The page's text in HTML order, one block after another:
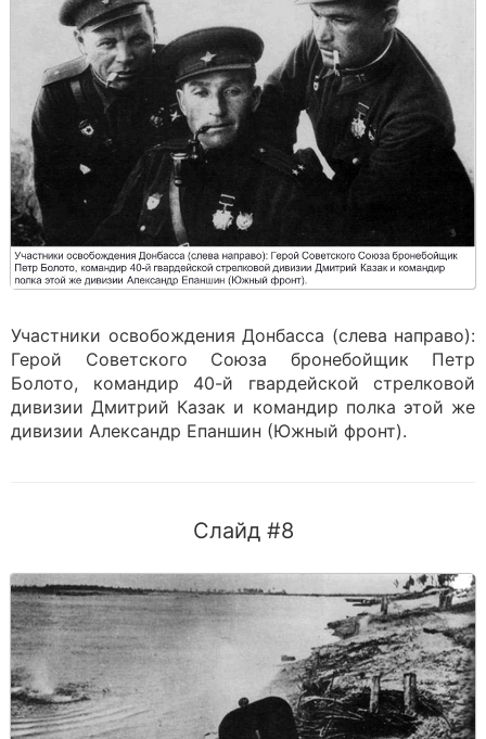
Участники освобождения Донбасса (слева направо):
Герой Советского Союза бронебойщик Петр
Болото, командир 40-й гвардейской стрелковой
дивизии Дмитрий Казак и командир полка этой же
дивизии Александр Епаншин (Южный фронт).
Слайд #8